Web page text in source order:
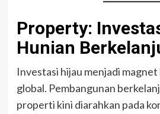
Property:
Hunian
Investasi hijau menjadi
global. Pembangunan
properti kini diarahkan pada